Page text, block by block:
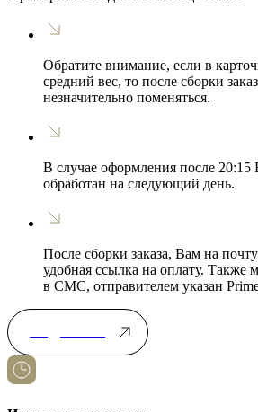
Обратите внимание, если в
средний вес, то после сборки
незначительно поменяться.
В случае оформления после 20:15
обработан на следующий день.
После сборки заказа, Вам на
удобная ссылка на оплату. Также
в СМС, отправителем указан